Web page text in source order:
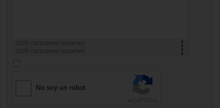
caracteres restantes
caracteres restantes
No soy un robot